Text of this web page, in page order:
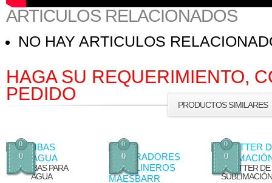
ARTICULOS RELACIONADOS
NO HAY ARTICULOS
HAGA SU REQUERIMIENTO,
PEDIDO
PRODUCTOS SIMILARES
0
0
BOMBAS PARA
AGUA
0
0
0
0
PLOTTER DE
SUBLIMACIÓN